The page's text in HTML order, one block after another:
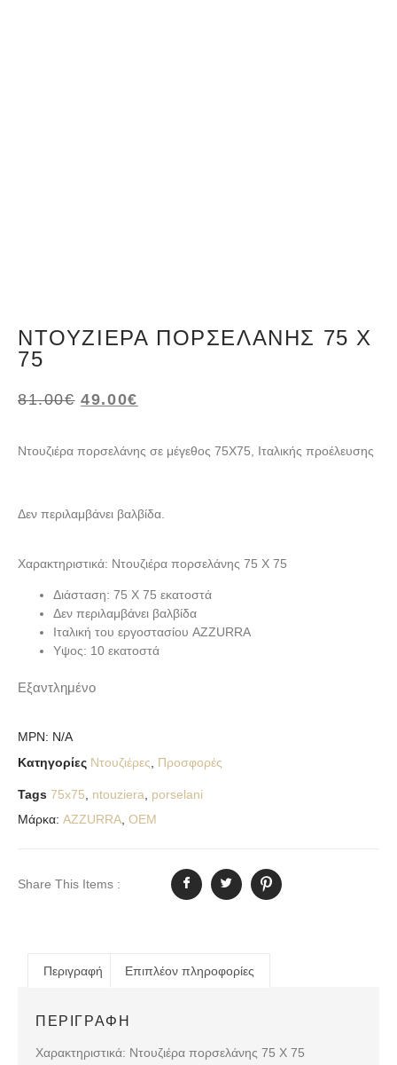
ΝΤΟΥΖΙΈΡΑ ΠΟΡΣΕΛΆΝΗΣ 75 Χ
75
81.00€ 49.00€
Ντουζιέρα πορσελάνης σε μέγεθος 75Χ75, Ιταλικής προέλευσης
Δεν περιλαμβάνει βαλβίδα.
Χαρακτηριστικά: Ντουζιέρα πορσελάνης 75 Χ 75
Διάσταση: 75 Χ 75 εκατοστά
Δεν περιλαμβάνει βαλβίδα
Ιταλική του εργοστασίου AZZURRA
Υψος: 10 εκατοστά
Εξαντλημένο
MPN: N/A
Κατηγορίες Ντουζιέρες Προσφορές
Tags 75x75 ntouziera
porselani
Μάρκα: AZZURRA, OEM
Share This Items :
Περιγραφή Επιπλέον πληροφορίες
ΠΕΡΙΓΡΑΦΉ
Χαρακτηριστικά: Ντουζιέρα πορσελάνης 75 Χ 75